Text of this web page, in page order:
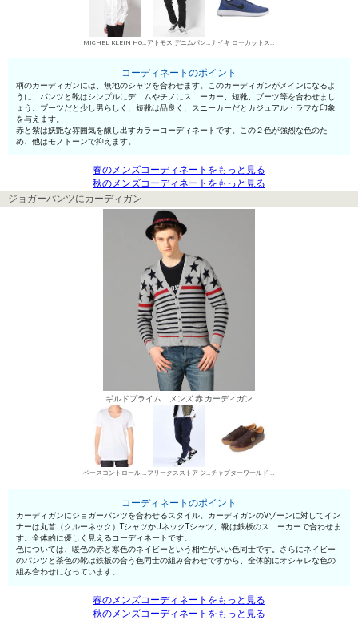
MICHEL KLEIN HOMME シャツ アトモス デニムパンツ・ジーンズ ナイキ ローカットスニーカー
コーディネートのポイント
柄のカーディガンには、無地のシャツを合わせます。このカーディガンがメインになるよ
うに、パンツと靴はシンプルにデニムやチノにスニーカー、短靴、ブーツ等を合わせまし
ょう。ブーツだと少し男らしく、短靴は品良く、スニーカーだとカジュアル・ラフな印象
を与えます。
赤と紫は妖艶な雰囲気を醸し出すカラーコーディネートです。この２色が強烈な色のた
め、他はモノトーンで抑えます。
春のメンズコーディネートをもっと見る
秋のメンズコーディネートをもっと見る
ジョガーパンツにカーディガン
ギルドプライム メンズ 赤 カーディガン
ベースコントロール UネックTシャツ フリークスストア ジョガーパンツ チャプターワールド ローカットスニーカー
コーディネートのポイント
カーディガンにジョガーパンツを合わせるスタイル。カーディガンのVゾーンに対してイン
ナーは丸首（クルーネック）TシャツかUネックTシャツ、靴は鉄板のスニーカーで合わせま
す。全体的に優しく見えるコーディネートです。
色については、暖色の赤と寒色のネイビーという相性がいい色同士です。さらにネイビー
のパンツと茶色の靴は鉄板の合う色同士の組み合わせですから、全体的にオシャレな色の
組み合わせになっています。
春のメンズコーディネートをもっと見る
秋のメンズコーディネートをもっと見る